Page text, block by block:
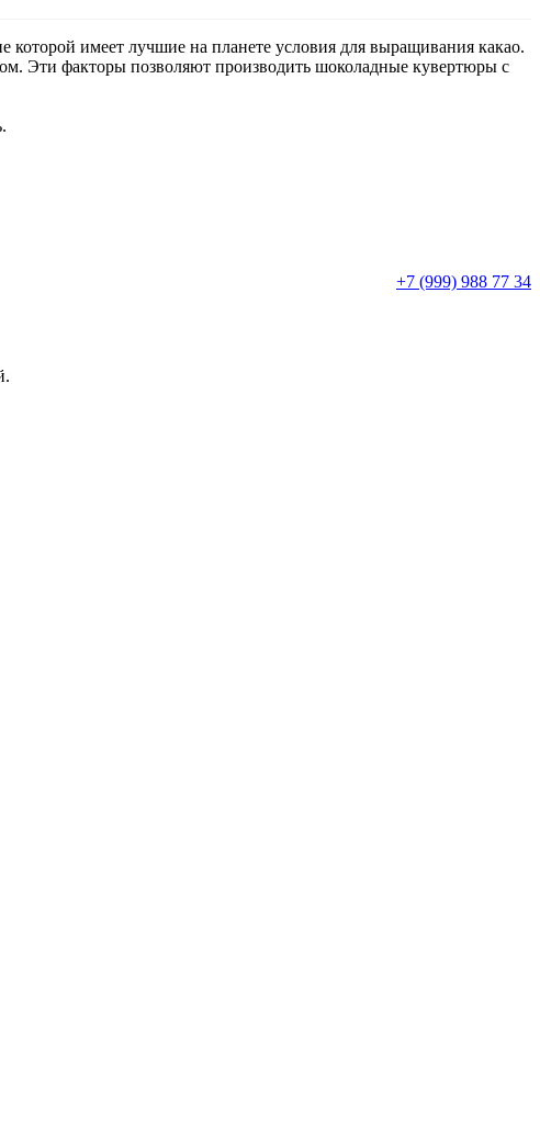
которой имеет лучшие на планете условия для выращивания какао.
Эти факторы позволяют производить шоколадные кувертюры с
+7 (999) 988 77 34